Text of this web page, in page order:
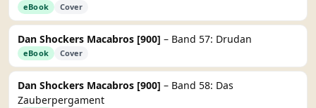
eBook Cover
Dan Shockers Macabros [900] – Band 57: Drudan
eBook Cover
Dan Shockers Macabros [900] – Band 58: Das
Zauberpergament